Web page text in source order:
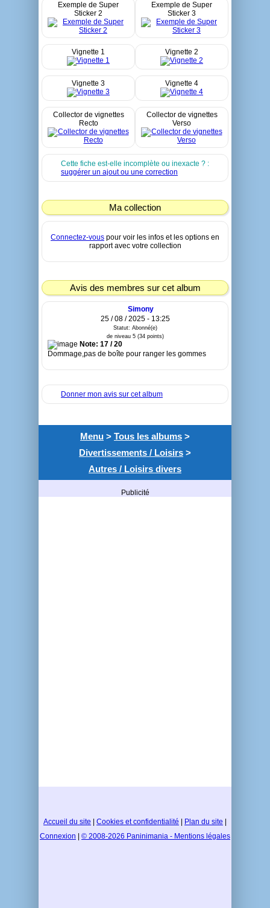
Exemple de Super
Sticker 2
Exemple de Super
Sticker 3
Vignette 1 Vignette 2
Vignette 3 Vignette 4
Collector de vignettes
Recto
Collector de vignettes
Verso
Cette fiche est-elle incomplète ou inexacte ? :
suggérer un ajout ou une correction
Ma collection
Connectez-vous pour voir les infos et les options en
rapport avec votre collection
Avis des membres sur cet album
Simony
25 / 08 / 2025 - 13:25
Statut: Abonné(e)
de niveau 5 (34 points)
Note: 17 / 20
Dommage,pas de boîte pour ranger les gommes
Donner mon avis sur cet album
Menu > Tous les albums >
Divertissements / Loisirs >
Autres / Loisirs divers
Publicité
Accueil du site Cookies et confidentialité Plan du site
Connexion
© 2008-2026 Paninimania - Mentions légales